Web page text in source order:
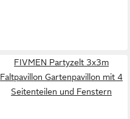
FIVMEN Partyzelt 3x3m
Faltpavillon Gartenpavillon mit 4
Seitenteilen und Fenstern